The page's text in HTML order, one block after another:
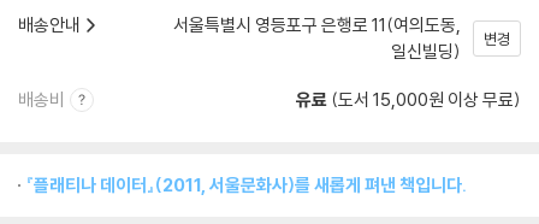
배송안내
서울특별시 영등포구 은행로 11(여의도동,
일신빌딩)
변경
배송비 유료 (도서 15,000원 이상 무료)
『플래티나 데이터』(2011, 서울문화사)를 새롭게 펴낸 책입니다.